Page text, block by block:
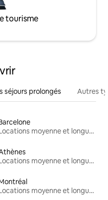
tourisme
séjours prolongés Autres
Locations moyenne et longue durée
Locations moyenne et longue durée
Locations moyenne et longue durée